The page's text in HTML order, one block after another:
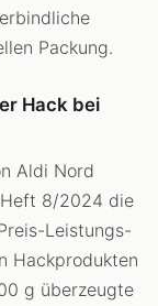
Packung.
Hack bei
Aldi Nord
8/2024 die
Leistungs-
Hackprodukten
g überzeugte